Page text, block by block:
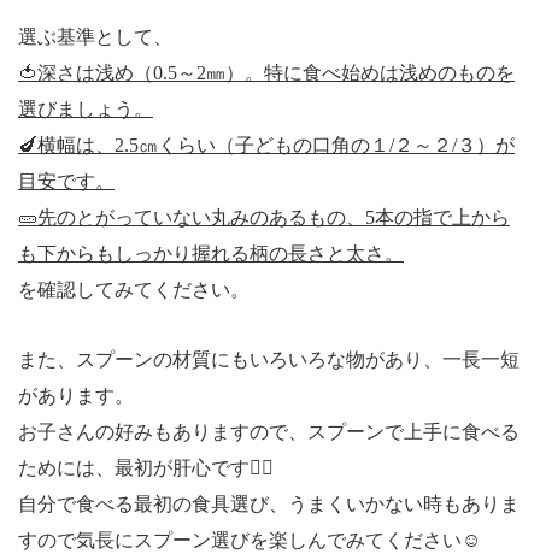
選ぶ基準として、
🍅深さは浅め（0.5～2㎜）。特に食べ始めは浅めのものを
選びましょう。
🍆横幅は、 2.5㎝くらい（子どもの口角の１ /２～２ /３）が
目安です。
🥒先のとがっていない丸みのあるもの、 5本の指で上から
も下からもしっかり握れる柄の長さと太さ。
を確認してみてください。
また、スプーンの材質にもいろいろな物があり、一長一短
があります。
お子さんの好みもありますので、スプーンで上手に食べる
ためには、最初が肝心です🙋‍♀️
自分で食べる最初の食具選び、うまくいかない時もありま
すので気長にスプーン選びを楽しんでみてください ☺️